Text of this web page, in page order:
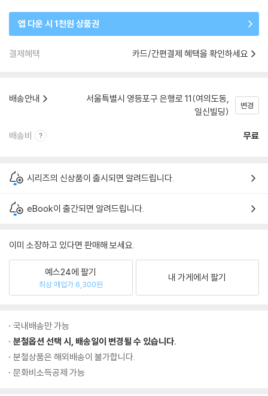
앱 다운 시 1천원 상품권
결제혜택 카드/간편결제 혜택을 확인하세요
배송안내
서울특별시 영등포구 은행로 11(여의도동,
일신빌딩)
변경
배송비 무료
시리즈의 신상품이 출시되면 알려드립니다.
eBook이 출간되면 알려드립니다.
이미 소장하고 있다면 판매해 보세요.
예스24에 팔기
최상 매입가 6,300원
내 가게에서 팔기
국내배송만 가능
분철옵션 선택 시, 배송일이 변경될 수 있습니다.
분철상품은 해외배송이 불가합니다.
문화비소득공제 가능